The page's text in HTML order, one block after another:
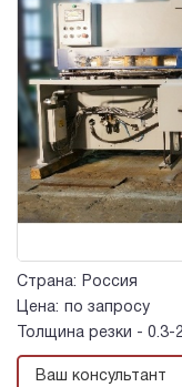
Страна:
Россия
Цена:
по запросу
Толщина резки -
Ваш консультант